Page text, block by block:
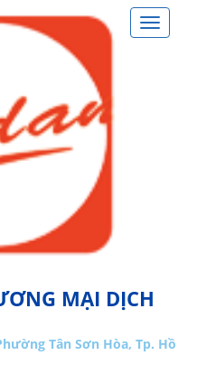
Toggle
MẠI DỊCH
Tân Sơn Hòa, Tp. Hồ